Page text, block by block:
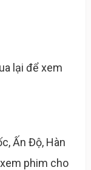
lại để xem
Ấn Độ, Hàn
phim cho